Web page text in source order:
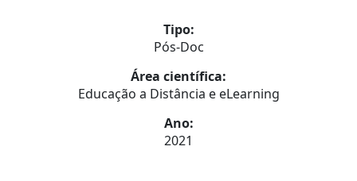
Tipo:
Pós-Doc
Área científica:
Educação a Distância e eLearning
Ano:
2021